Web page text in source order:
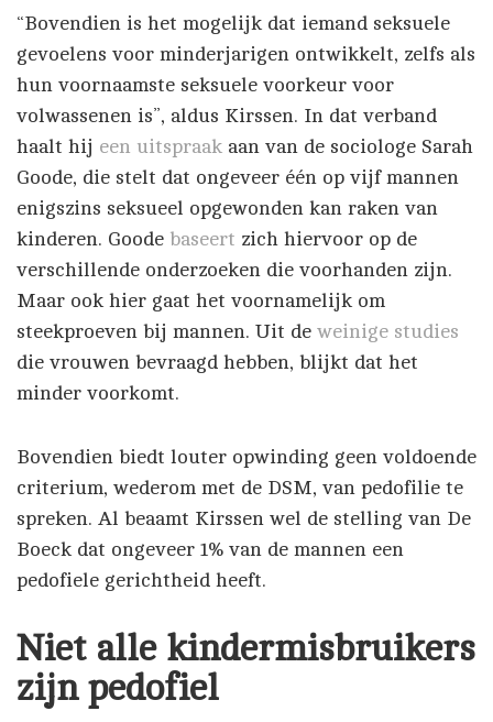
“Bovendien is het mogelijk dat iemand seksuele
gevoelens voor minderjarigen ontwikkelt, zelfs als
hun voornaamste seksuele voorkeur voor
volwassenen is”, aldus Kirssen. In dat verband
haalt hij een uitspraak aan van de sociologe Sarah
Goode, die stelt dat ongeveer één op vijf mannen
enigszins seksueel opgewonden kan raken van
kinderen. Goode baseert zich hiervoor op de
verschillende onderzoeken die voorhanden zijn.
Maar ook hier gaat het voornamelijk om
steekproeven bij mannen. Uit de weinige studies
die vrouwen bevraagd hebben, blijkt dat het
minder voorkomt.
Bovendien biedt louter opwinding geen voldoende
criterium, wederom met de DSM, van pedofilie te
spreken. Al beaamt Kirssen wel de stelling van De
Boeck dat ongeveer 1% van de mannen een
pedofiele gerichtheid heeft.
Niet alle kindermisbruikers
zijn pedofiel